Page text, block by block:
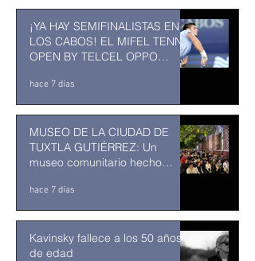
¡YA HAY SEMIFINALISTAS EN
LOS CABOS! EL MIFEL TENNIS
OPEN BY TELCEL OPPO
hace 7 días
MUSEO DE LA CIUDAD DE
TUXTLA GUTIÉRREZ: Un
museo comunitario hecho
hace 7 días
Kavinsky fallece a los 50 años
de edad